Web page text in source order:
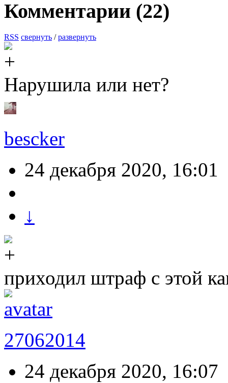
Комментарии (22)
RSS свернуть /развернуть
Нарушила или нет?
bescker
24 декабря 2020, 16:01
↓
приходил штраф с этой
27062014
24 декабря 2020, 16:07